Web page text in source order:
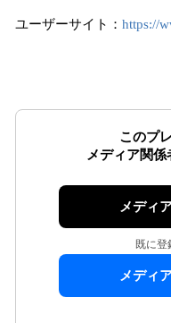
ユーザーサイト： https://
このプ
メディア関
メディ
既に登
メディ